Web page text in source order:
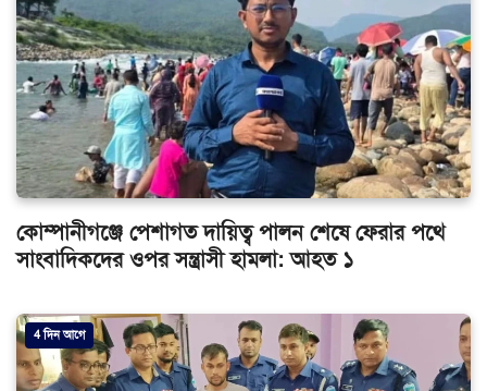
কোম্পানীগঞ্জে পেশাগত দায়িত্ব পালন শেষে ফেরার পথে
সাংবাদিকদের ওপর সন্ত্রাসী হামলা: আহত ১
4 দিন আগে